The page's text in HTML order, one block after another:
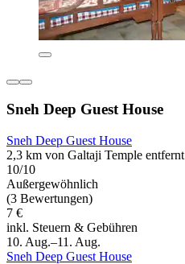
Sneh Deep Guest House
Sneh Deep Guest House
2,3 km von Galtaji Temple entfernt
10/10
Außergewöhnlich
(3 Bewertungen)
7 €
inkl. Steuern & Gebühren
10. Aug.–11. Aug.
Sneh Deep Guest House